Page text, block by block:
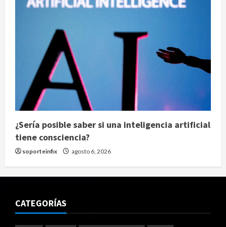
¿Sería posible saber si una inteligencia artificial
tiene consciencia?
soporteinfix agosto 6, 2026
CATEGORÍAS